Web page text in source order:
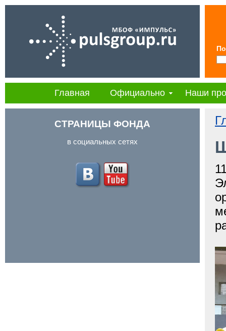
Главная Официально Наши
СТРАНИЦЫ ФОНДА
в социальных сетях